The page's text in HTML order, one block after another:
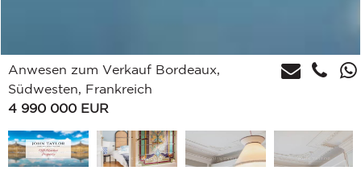
Anwesen zum Verkauf Bordeaux,
Südwesten, Frankreich
4 990 000 EUR